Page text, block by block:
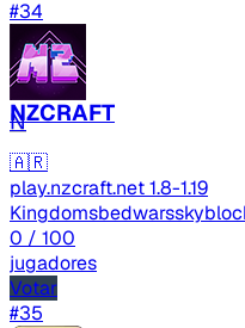
#34
N
NZCRAFT
🇦🇷
play.nzcraft.net1.8-1.19
Kingdomsbedwars
0 / 100
jugadores
Votar
#35